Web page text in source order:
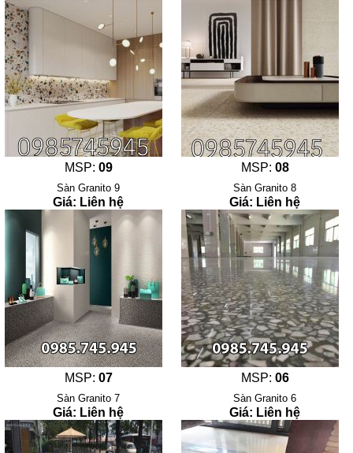
MSP: 09
Sàn Granito 9
Giá: Liên hệ
MSP: 08
Sàn Granito 8
Giá: Liên hệ
MSP: 07
Sàn Granito 7
Giá: Liên hệ
MSP: 06
Sàn Granito 6
Giá: Liên hệ